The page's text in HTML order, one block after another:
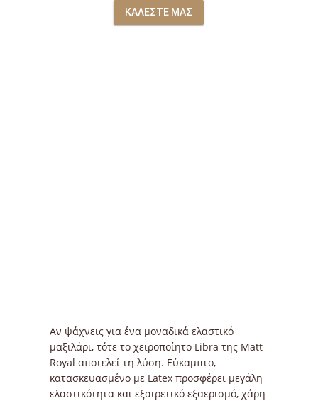
ΚΑΛΕΣΤΕ ΜΑΣ
Αν ψάχνεις για ένα μοναδικά ελαστικό
μαξιλάρι, τότε το χειροποίητο Libra της Matt
Royal αποτελεί τη λύση. Εύκαμπτο,
κατασκευασμένο με Latex προσφέρει μεγάλη
ελαστικότητα και εξαιρετικό εξαερισμό, χάρη